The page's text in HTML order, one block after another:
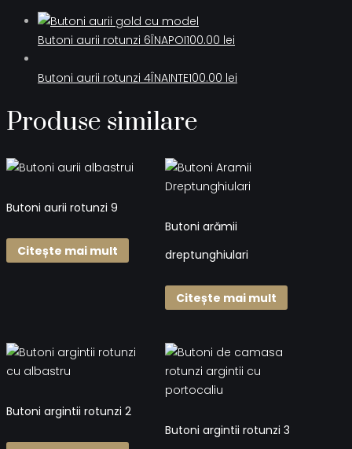
Butoni aurii rotunzi 6ÎNAPOI100.00 lei
Butoni aurii rotunzi 4ÎNAINTE100.00 lei
Produse similare
Butoni aurii rotunzi 9
Citește mai mult
Butoni arămii
dreptunghiulari
Citește mai mult
Butoni argintii rotunzi 2
Butoni argintii rotunzi 3